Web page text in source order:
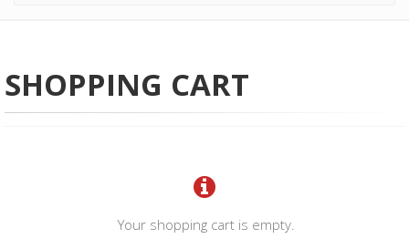
SHOPPING CART
Your shopping cart is empty.